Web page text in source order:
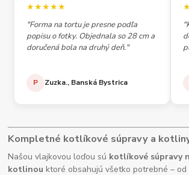
★★★★★
"Forma na tortu je presne podľa
popisu o fotky. Objednala so 28 cm a
doručená bola na druhý deň."
P Zuzka., Banská Bystrica
Kompletné kotlíkové súpravy a
Našou vlajkovou loďou sú kotlíkové súpravy
kotlinou ktoré obsahujú všetko potrebné –